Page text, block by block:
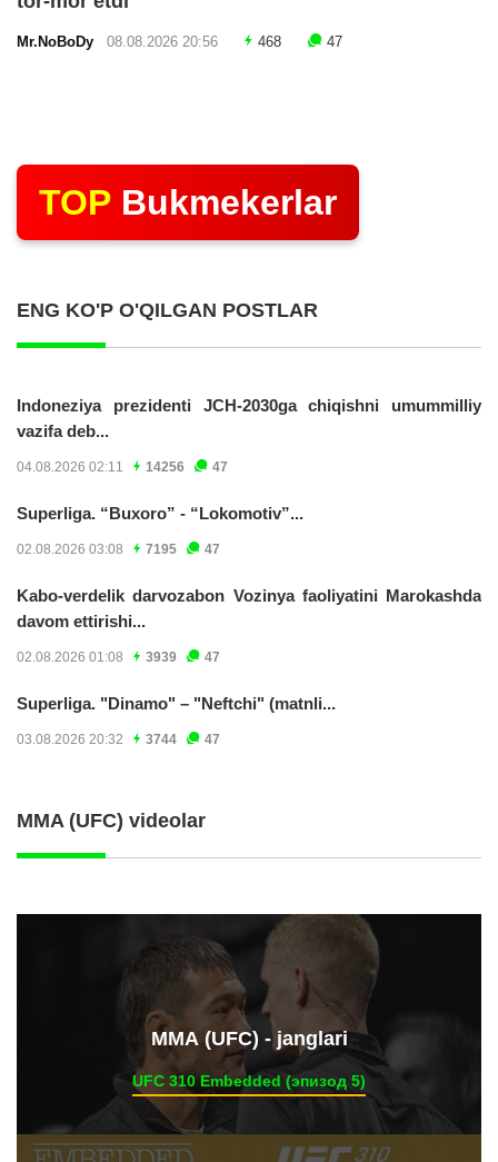
Mr.NoBoDy 08.08.2026 20:56 468 47
TOP Bukmekerlar
ENG KO'P O'QILGAN POSTLAR
Indoneziya prezidenti JCH-2030ga chiqishni umummilliy
vazifa deb...
04.08.2026 02:11 14256 47
Superliga. “Buxoro” - “Lokomotiv”...
02.08.2026 03:08 7195 47
Kabo-verdelik darvozabon Vozinya faoliyatini Marokashda
davom ettirishi...
02.08.2026 01:08 3939 47
Superliga. "Dinamo" – "Neftchi" (matnli...
03.08.2026 20:32 3744 47
MMA (UFC) videolar
ММА (UFC) - janglari
UFC 310 Embedded (эпизод 5)